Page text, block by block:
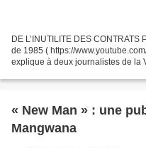
DE L’INUTILITE DES
de 1985 ( https://
explique à deux journalistes de la
« New Man » : une
Mangwana